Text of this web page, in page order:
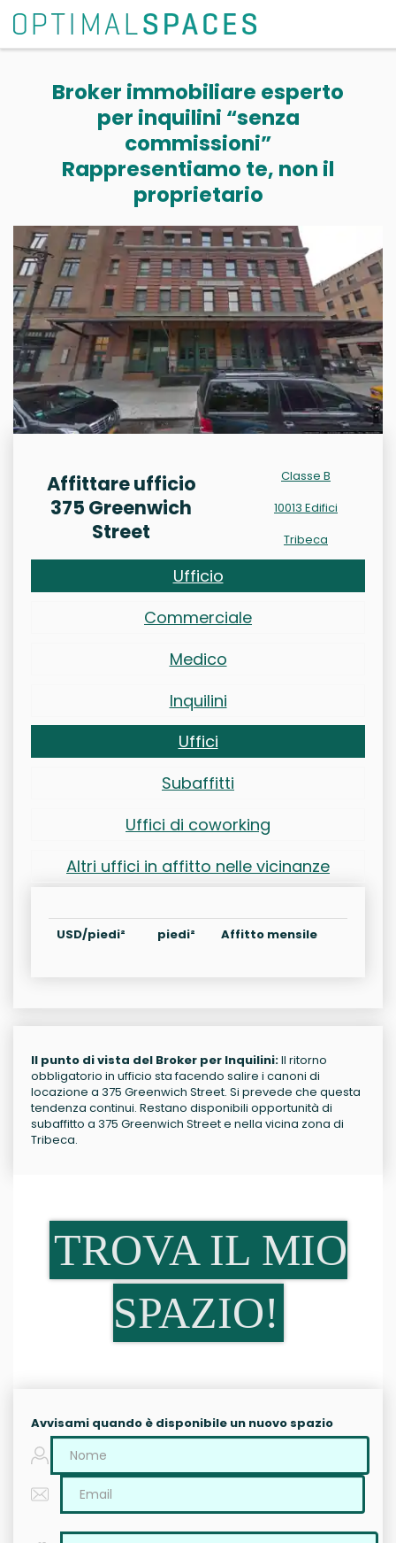
Broker immobiliare esperto
per inquilini “senza
commissioni”
Rappresentiamo te, non il
proprietario
Affittare ufficio
375 Greenwich
Street
Classe B
10013 Edifici
Tribeca
Ufficio
Commerciale
Medico
Inquilini
Uffici
Subaffitti
Uffici di coworking
Altri uffici in affitto nelle vicinanze
USD/piedi² piedi² Affitto mensile
Il punto di vista del Broker per Inquilini:Il ritorno
obbligatorio in ufficio sta facendo salire i canoni di
locazione a 375 Greenwich Street. Si prevede che questa
tendenza continui. Restano disponibili opportunità di
subaffitto a 375 Greenwich Street e nella vicina zona di
Tribeca.
TROVA IL MIO
SPAZIO!
Avvisami quando è disponibile un nuovo spazio